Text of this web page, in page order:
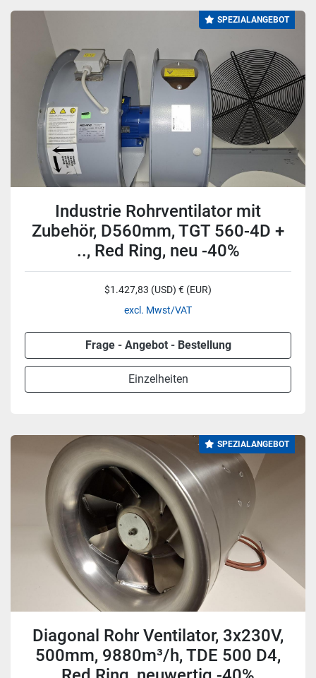
SPEZIALANGEBOT
Industrie Rohrventilator mit
Zubehör, D560mm, TGT 560-4D +
.., Red Ring, neu -40%
$1.427,83 (USD) € (EUR)
excl. Mwst/VAT
Frage - Angebot - Bestellung
Einzelheiten
SPEZIALANGEBOT
Diagonal Rohr Ventilator, 3x230V,
500mm, 9880m³/h, TDE 500 D4,